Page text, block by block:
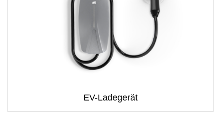
EV-Ladegerät